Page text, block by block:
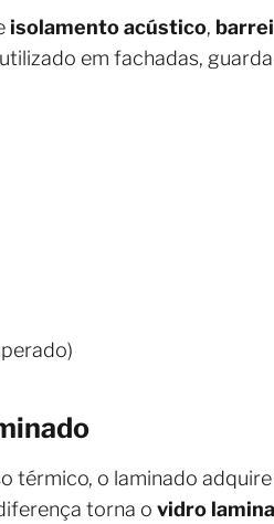
isolamento acústico,
em fachadas,
térmico, o laminado adquire
torna o vidro